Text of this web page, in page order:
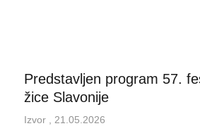
Predstavljen program 57.
žice Slavonije
Izvor 21.05.2026